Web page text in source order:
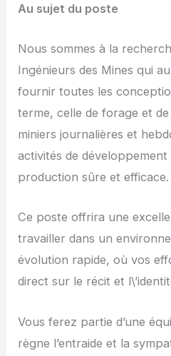
Au sujet du poste
Nous sommes à la
Ingénieurs des Mines qui
fournir toutes les
terme, celle de forage et
miniers journalières et
activités de développement
production sûre et efficace.
Ce poste offrira une
travailler dans un
évolution rapide, où vos
direct sur le récit et
Vous ferez partie d’une
règne l’entraide et la